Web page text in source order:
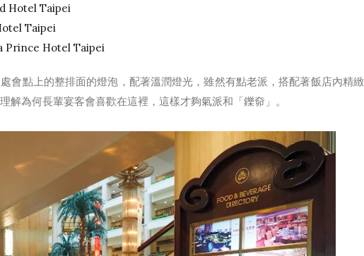
Hotel Taipei
Taipei
Prince Hotel Taipei
會點上的整排面的燈泡，配著溫潤燈光，雖然有點老派，搭配著飯店內精緻
解為何長輩宴客會喜歡在這裡，這樣才夠氣派和「鑠奅」。